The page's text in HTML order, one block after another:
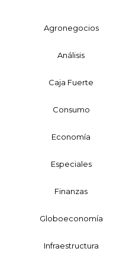
Agronegocios
Análisis
Caja Fuerte
Consumo
Economía
Especiales
Finanzas
Globoeconomía
Infraestructura